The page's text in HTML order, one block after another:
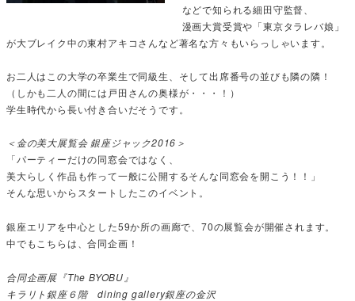
などで知られる細田守監督、
漫画大賞受賞や「東京タラレバ娘」
が大ブレイク中の東村アキコさんなど著名な方々もいらっしゃいます。
お二人はこの大学の卒業生で同級生、そして出席番号の並びも隣の隣！
（しかも二人の間には戸田さんの奥様が・・・！）
学生時代から長い付き合いだそうです。
＜金の美大展覧会 銀座ジャック2016＞
「パーティーだけの同窓会ではなく、
美大らしく作品も作って一般に公開するそんな同窓会を開こう！！」
そんな思いからスタートしたこのイベント。
銀座エリアを中心とした59か所の画廊で、70の展覧会が開催されます。
中でもこちらは、合同企画！
合同企画展『The BYOBU』
キラリト銀座６階 dining gallery銀座の金沢